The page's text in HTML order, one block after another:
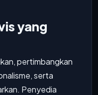
yang
pertimbangkan
serta
Penyedia